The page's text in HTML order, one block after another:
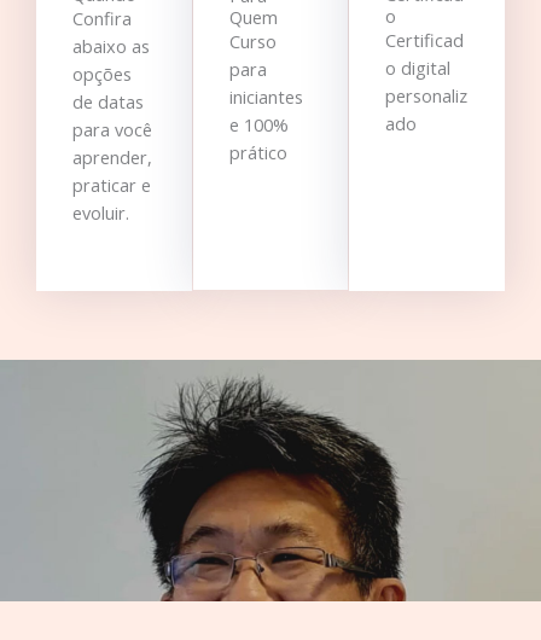
Confira
abaixo as
opções
de datas
para você
aprender,
praticar e
evoluir.
Quem
Curso
para
iniciantes
e 100%
prático
o
Certificad
o digital
personaliz
ado